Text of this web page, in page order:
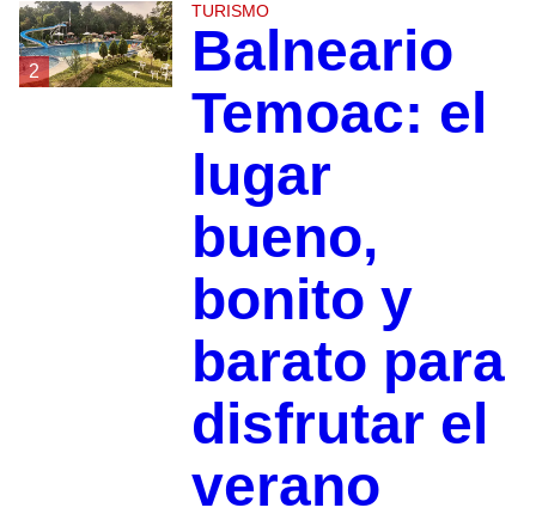
2
TURISMO
Balneario
Temoac: el
lugar
bueno,
bonito y
barato para
disfrutar el
verano